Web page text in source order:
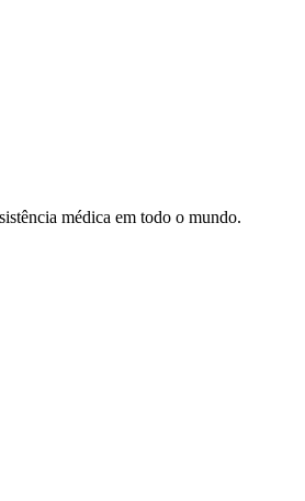
médica em todo o mundo.